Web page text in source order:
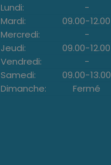
Lundi: -
Mardi:
09.00-12.00
Mercredi:
-
Jeudi:
09.00-12.00
Vendredi:
-
Samedi:
09.00-13.00
Dimanche:
Fermé